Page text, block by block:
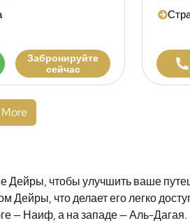
Забронируйте
сейчас
Дейры, чтобы улучшить ваше
что делает его легко
— Наиф, а на западе — Аль-Дагая.